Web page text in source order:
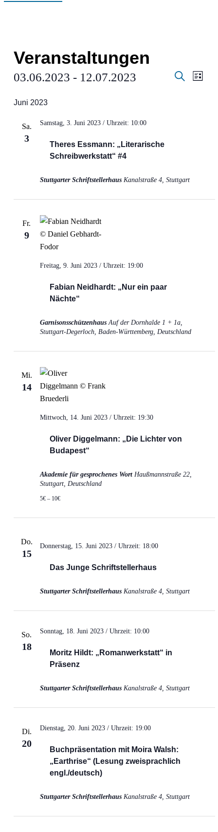
Veranstaltungen
Liste
03.06.2023 - 12.07.2023
wählen.
Juni 2023
Sa.
3
Theres Essmann: „Literarische
Schreibwerkstatt“ #4
Samstag, 3. Juni 2023 / Uhrzeit: 10:00
Stuttgarter Schriftstellerhaus Kanalstraße 4, Stuttgart
Fr.
9
Fabian Neidhardt: „Nur ein paar
Nächte“
Freitag, 9. Juni 2023 / Uhrzeit: 19:00
GarnisonsschützenhausAuf der Dornhalde 1 + 1a,
Stuttgart-Degerloch, Baden-Württemberg, Deutschland
Mi.
14
Oliver Diggelmann: „Die Lichter von
Budapest“
Mittwoch, 14. Juni 2023 / Uhrzeit: 19:30
Akademie für gesprochenes Wort Haußmannstraße 22,
Stuttgart, Deutschland
5€ – 10€
Do.
15
Das Junge Schriftstellerhaus
Donnerstag, 15. Juni 2023 / Uhrzeit: 18:00
Stuttgarter Schriftstellerhaus Kanalstraße 4, Stuttgart
So.
18
Moritz Hildt: „Romanwerkstatt“ in
Präsenz
Sonntag, 18. Juni 2023 / Uhrzeit: 10:00
Stuttgarter Schriftstellerhaus Kanalstraße 4, Stuttgart
Di.
20
Buchpräsentation mit Moira Walsh:
„Earthrise“ (Lesung zweisprachlich
engl./deutsch)
Dienstag, 20. Juni 2023 / Uhrzeit: 19:00
Stuttgarter Schriftstellerhaus Kanalstraße 4, Stuttgart